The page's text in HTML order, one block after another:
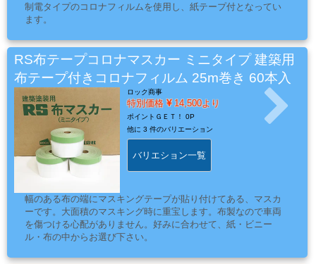
ン
パ
ウ
ン
ド・
フ・
制電タイプのコロナフィルムを使用し、紙テープ付となってい
ます。
RS布テープコロナマスカー ミニタイプ 建築用
布テープ付きコロナフィルム 25m巻き 60本入
ロック商事
特別価格 14,500より
ポイントＧＥＴ！ 0P
他に 3 件のバリエーション
バリエション一覧
幅のある布の端にマスキングテープが貼り付けてある、マスカ
ーです。大面積のマスキング時に重宝します。布製なので車両
を傷つける心配がありません。好みに合わせて、紙・ビニー
ル・布の中からお選び下さい。